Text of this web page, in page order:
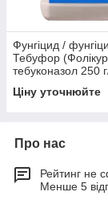
Фунгіцид /
Тебуфор
тебуконазол 250
овес, ріпак
Ціну уточнюйте
Про нас
Рейтинг не
Менше 5